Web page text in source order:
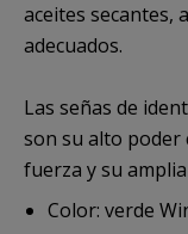
aceites secantes,
adecuados.
Las señas de
son su alto poder
fuerza y su
Color: verde